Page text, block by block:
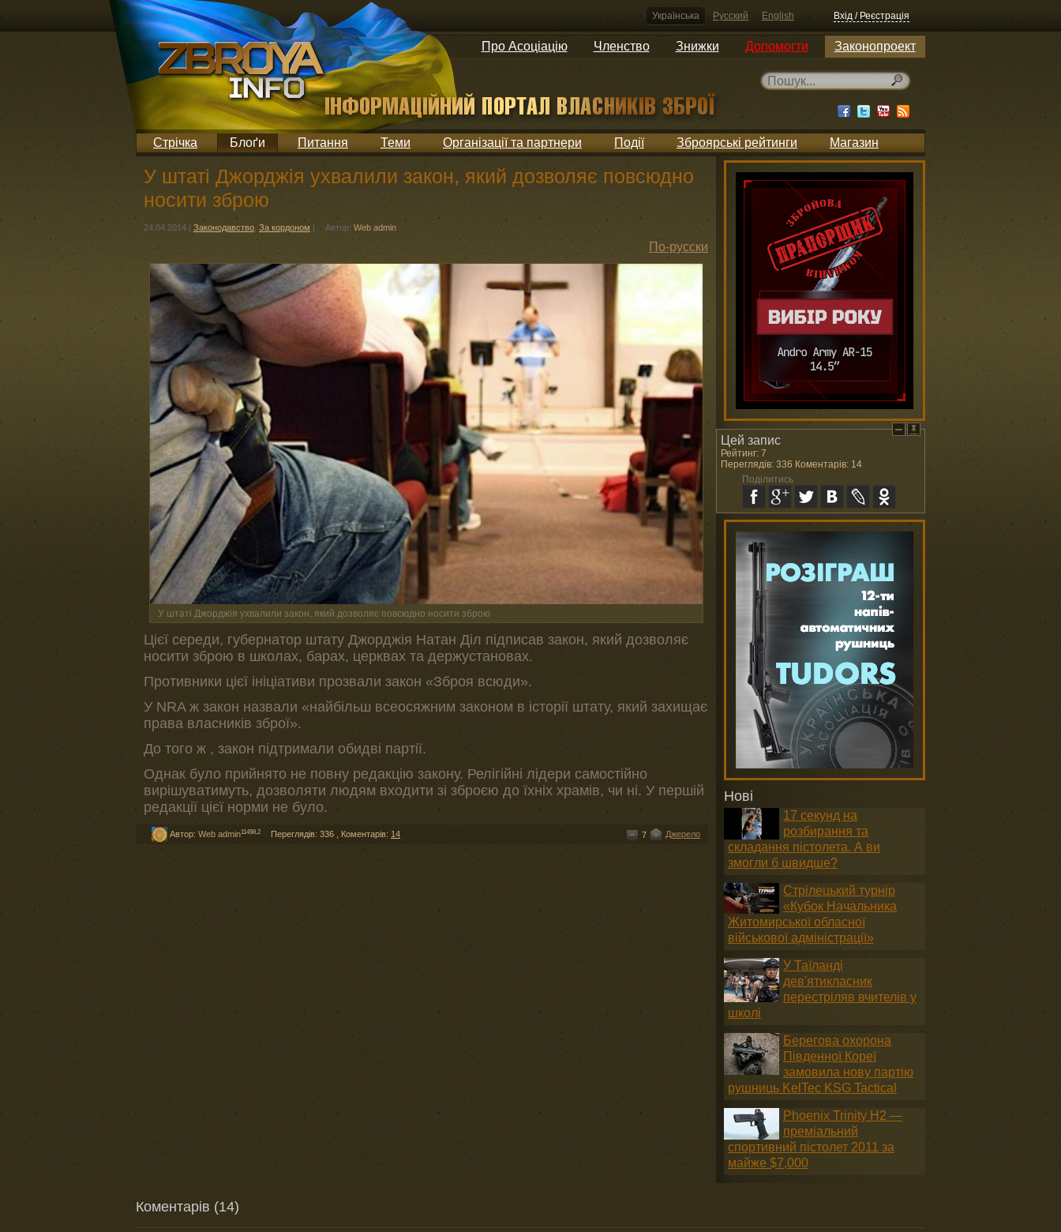
Українська Русский English Вхід / Реєстрація
Про Асоціацію Членство Знижки Допомогти Законопроект
Стрічка Блоґи Питання Теми Організації та партнери Події Зброярські рейтинги Магазин
У штаті Джорджія ухвалили закон, який дозволяє повсюдно
носити зброю
24.04.2014 | Законодавство За кордоном | Автор: Web admin
По-русски
У штаті Джорджія ухвалили закон, який дозволяє повсюдно носити зброю
Цієї середи, губернатор штату Джорджія Натан Діл підписав закон, який дозволяє
носити зброю в школах, барах, церквах та держустановах.
Противники цієї ініціативи прозвали закон «Зброя всюди».
У NRA ж закон назвали «найбільш всеосяжним законом в історії штату, який захищає
права власників зброї».
До того ж , закон підтримали обидві партії.
Однак було прийнято не повну редакцію закону. Релігійні лідери самостійно
вирішуватимуть, дозволяти людям входити зі зброєю до їхніх храмів, чи ні. У першій
редакції цієї норми не було.
Автор: Web admin11498,2 Переглядів: 336 Коментарів: 14 Джерело
7
Нові
17 секунд на
розбирання та
складання пістолета. А ви
змогли б швидше?
Стрілецький турнір
«Кубок Начальника
Житомирської обласної
військової адміністрації»
У Таїланді
дев'ятикласник
перестріляв вчителів у
школі
Берегова охорона
Південної Кореї
замовила нову партію
рушниць KelTec KSG Tactical
Phoenix Trinity H2 —
преміальний
спортивний пістолет 2011 за
майже $7,000
Цей запис
Рейтинг: 7
Переглядів: 336 Коментарів: 14
Поділитись
Коментарів (14)